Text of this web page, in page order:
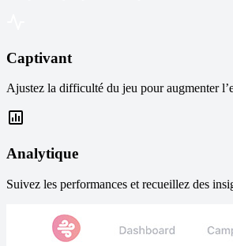
Captivant
Ajustez la difficulté du jeu pour augmenter
Analytique
Suivez les performances et recueillez des